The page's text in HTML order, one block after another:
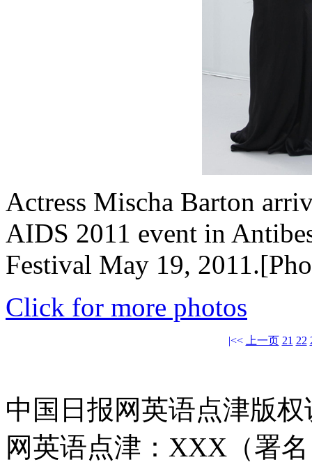
Actress Mischa Barton
AIDS 2011 event in
Festival May 19,
Click for more photos
|<< 上一页 21 22
中国日报网英语点津版
网英语点津：XXX（署